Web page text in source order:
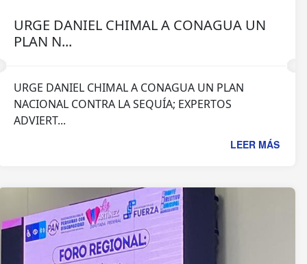
URGE DANIEL CHIMAL A CONAGUA UN
PLAN N...
URGE DANIEL CHIMAL A CONAGUA UN PLAN
NACIONAL CONTRA LA SEQUÍA; EXPERTOS
ADVIERT...
LEER MÁS